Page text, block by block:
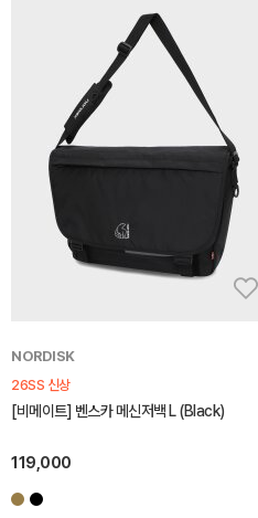
NORDISK
26SS 신상
[비메이트] 벤스카 메신저백 L (Black)
119,000